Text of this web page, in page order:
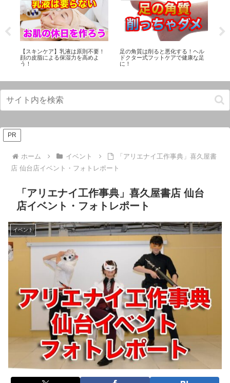
【スキンケア】乳液は原則不要！
顔の皮脂による保湿力を高めよ
う！
足の角質は削ると悪化する！ヘル
ドクター式フットケアで健康な足
に！
PR
ホーム イベント
「アリエナイ工作事典」喜久屋書
店 仙台店イベント・フォトレポート
「アリエナイ工作事典」喜久屋書店 仙台
店イベント・フォトレポート
イベント